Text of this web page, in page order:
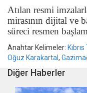
Atılan resmi
mirasının dijital ve
süreci resmen
Anahtar Kelimeler:
Oğuz Karakartal,
Diğer Haberler